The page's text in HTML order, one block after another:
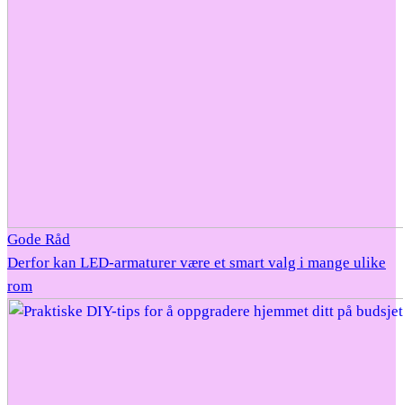
Gode Råd
Derfor kan LED-armaturer være et smart valg i mange ulike
rom